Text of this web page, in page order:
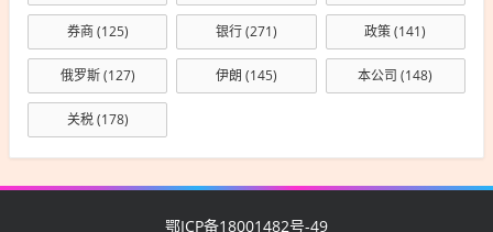
券商(125) 银行(271) 政策(141)
俄罗斯(127) 伊朗 (145) 本公司 (148)
关税(178)
鄂ICP备18001482号-49